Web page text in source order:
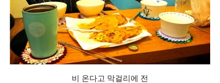
비 온다고 막걸리에 전